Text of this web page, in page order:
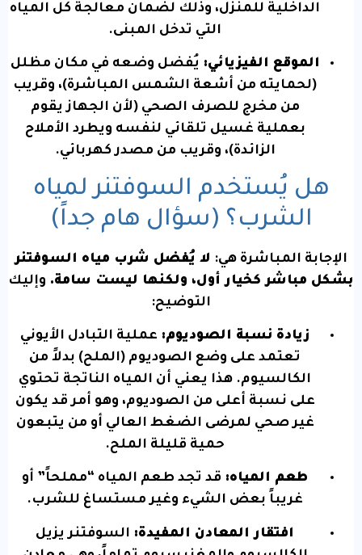
الداخلية للمنزل، وذلك لضمان معالجة كل المياه
التي تدخل المبنى.
الموقع الفيزيائي: يُفضل وضعه في مكان مظلل
(لحمايته من أشعة الشمس المباشرة)، وقريب
من مخرج للصرف الصحي (لأن الجهاز يقوم
بعملية غسيل تلقائي لنفسه ويطرد الأملاح
الزائدة)، وقريب من مصدر كهربائي.
هل يُستخدم السوفتنر لمياه
الشرب؟ (سؤال هام جداً)
الإجابة المباشرة هي: لا يُفضل شرب مياه السوفتنر
بشكل مباشر كخيار أول، ولكنها ليست سامة. وإليك
التوضيح:
زيادة نسبة الصوديوم: عملية التبادل الأيوني
تعتمد على وضع الصوديوم (الملح) بدلاً من
الكالسيوم. هذا يعني أن المياه الناتجة تحتوي
على نسبة أعلى من الصوديوم، وهو أمر قد يكون
غير صحي لمرضى الضغط العالي أو من يتبعون
حمية قليلة الملح.
طعم المياه: قد تجد طعم المياه “مملحاً” أو
غريباً بعض الشيء وغير مستساغ للشرب.
افتقار المعادن المفيدة: السوفتنر يزيل